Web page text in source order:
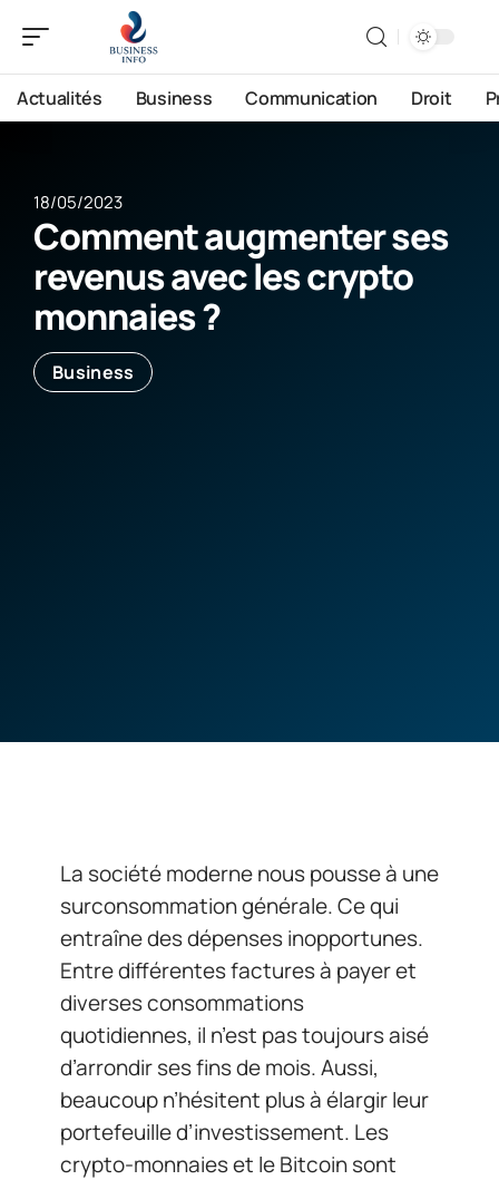
Actualités Business Communication Droit
18/05/2023
Comment augmenter ses
revenus avec les crypto
monnaies ?
Business
La société moderne nous pousse à une
surconsommation générale. Ce qui
entraîne des dépenses inopportunes.
Entre différentes factures à payer et
diverses consommations
quotidiennes, il n’est pas toujours aisé
d’arrondir ses fins de mois. Aussi,
beaucoup n’hésitent plus à élargir leur
portefeuille d’investissement. Les
crypto-monnaies et le Bitcoin sont